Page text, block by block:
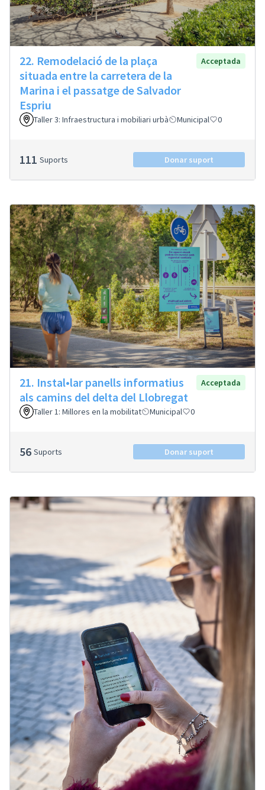
22. Remodelació de la plaça
situada entre la carretera de la
Marina i el passatge de Salvador
Espriu
Acceptada
Taller 3: Infraestructura i mobiliari urbà Municipal 0
111 Suports Donar suport
21. Instal•lar panells informatius
als camins del delta del Llobregat
Acceptada
Taller 1: Millores en la mobilitat Municipal 0
56 Suports Donar suport